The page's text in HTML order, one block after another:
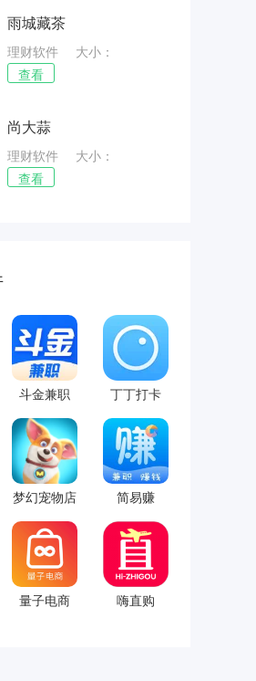
雨城藏茶
理财软件
大小：
26.75MB
查看
尚大蒜
理财软件
大小：
44.02MB
查看
斗金兼职 丁丁打卡
梦幻宠物店 简易赚
量子电商 嗨直购